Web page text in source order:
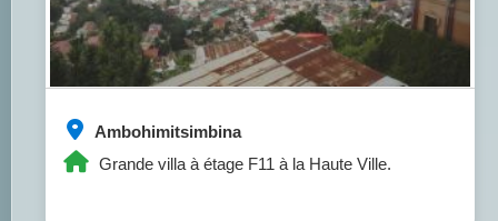
Ambohimitsimbina
Grande villa à étage F11 à la Haute Ville.